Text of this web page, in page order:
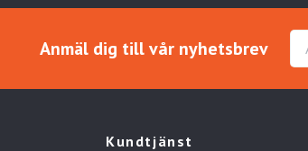
Anmäl dig till vår nyhetsbrev
Kundtjänst